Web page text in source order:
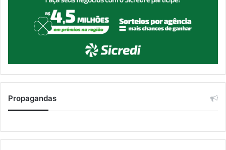
Propagandas